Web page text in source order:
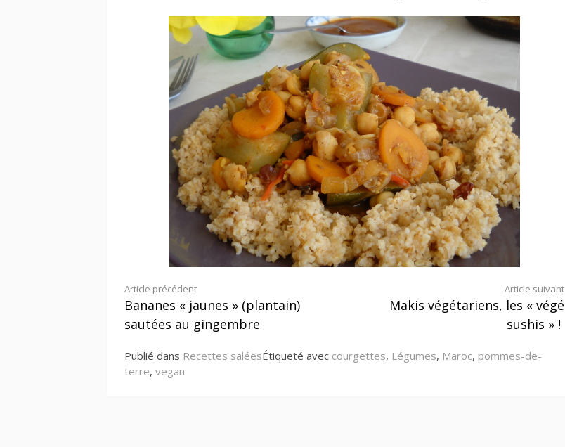
Lire
la
Article précédent
Bananes « jaunes » (plantain)
sautées au gingembre
Article suivant
Makis végétariens, les « végé
sushis » !
Publié dans Recettes saléesÉtiqueté avec courgettes, Légumes, Maroc, pommes-de-
terre, vegan